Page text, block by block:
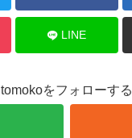
LINE
tomokoをフォローする